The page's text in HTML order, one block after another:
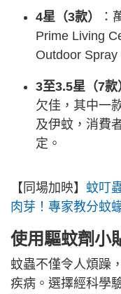
4星（3款）
：
Prime Living
Outdoor Spray
3至3.5星（7款
欠佳，其中一
及伊蚊，消費
定。
【同場加映】 蚊叮
肉芽！專家教分蚊
使用驅蚊劑小
蚊蟲不僅令人煩躁
疾病。選擇經科學